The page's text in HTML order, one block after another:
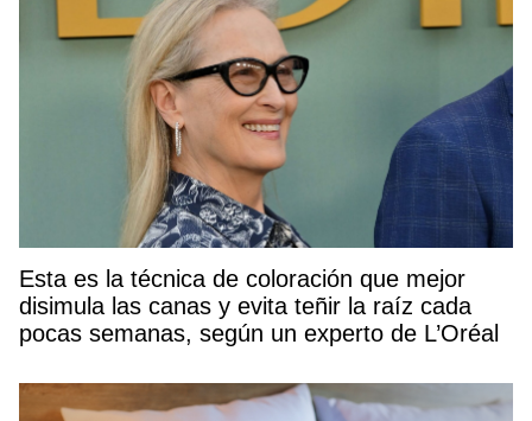
Esta es la técnica de coloración que mejor
disimula las canas y evita teñir la raíz cada
pocas semanas, según un experto de L’Oréal